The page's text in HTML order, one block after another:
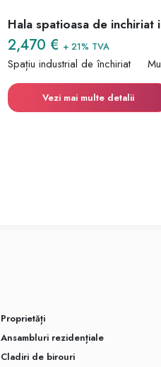
Hala spatioasa de inchiriat
2,470 € + 21% TVA
Spațiu industrial de închiriat
Vezi mai multe detalii
Proprietăți
Ansambluri rezidențiale
Cladiri de birouri